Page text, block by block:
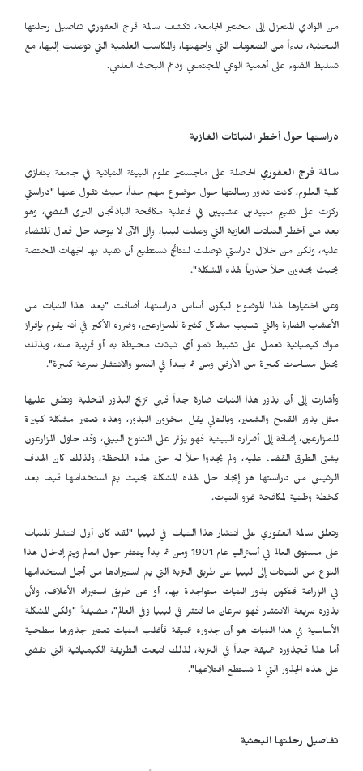
من الوادي المنعزل إلى مختبر الجامعة، تكشف سالمة فرج العقوري تفاصيل رحلتها
البحثية، بدءاً من الصعوبات التي واجهتها، والمكاسب العلمية التي توصلت إليها، مع
تسليط الضوء على أهمية الوعي المجتمعي ودعم البحث العلمي.
دراستها حول أخطر النباتات الغازية
سالمة فرج العقوري الحاصلة على ماجستير علوم البيئة النباتية في جامعة بنغازي
كلية العلوم، كانت تدور رسالتها حول موضوع مهم جداً، حيث تقول عنها "دراستي
ركزت على تقييم مبيدين عشبيين في فاعلية مكافحة الباذنجان البري الفضي، وهو
يعد من أخطر النباتات الغازية التي وصلت ليبيا، وإلى الآن لا يوجد حل فعال للقضاء
عليه، ولكن من خلال دراستي توصلت لنتائج نستطيع أن نفيد بها الجهات المختصة
بحيث يجدون حلاً جذرياً لهذه المشكلة".
وعن اختيارها لهذا الموضوع ليكون أساس دراستها، أضافت "يعد هذا النبات من
الأعشاب الضارة والتي تسبب مشاكل كثيرة للمزارعين، وضرره الأكبر في أنه يقوم بإفراز
مواد كيميائية تعمل على تثبيط نمو أي نباتات محيطة به أو قريبة منه، وبذلك
يحتل مساحات كبيرة من الأرض ومن ثم يبدأ في النمو والانتشار بسرعة كبيرة".
وأشارت إلى أن بذور هذا النبات ضارة جداً فهي تزيح البذور المحلية وتطغى عليها
مثل بذور القمح والشعير، وبالتالي يقل مخزون البذور، وهذه تعتبر مشكلة كبيرة
للمزارعين، إضافة إلى أضراره البيئية فهو يؤثر على التنوع البيئي، وقد حاول المزارعون
بشتى الطرق القضاء عليه، ولم يجدوا حلاً له حتى هذه اللحظة، ولذلك كان الهدف
الرئيسي من دراستها هو إيجاد حل لهذه المشكلة بحيث يتم استخدامها فيما بعد
كخطة وطنية لمكافحة غزو النبات.
وتعلق سالمة العقوري على انتشار هذا النبات في ليبيا "لقد كان أول انتشار للنبات
على مستوى العالم في أستراليا عام 1901 ومن ثم بدأ ينتشر حول العالم ويتم إدخال هذا
النوع من النباتات إلى ليبيا عن طريق التربة التي يتم استيرادها من أجل استخدامها
في الزراعة فتكون بذور النبات متواجدة بها، أو عن طريق استيراد الأعلاف، ولأن
بذوره سريعة الانتشار فهو سرعان ما انتشر في ليبيا وفي العالم"، مضيفةً "ولكن المشكلة
الأساسية في هذا النبات هو أن جذوره عميقة فأغلب النبات تعتبر جذورها سطحية
أما هذا فجذوره عميقة جداً في التربة، لذلك اتبعت الطريقة الكيميائية التي تقضي
على هذه الجذور التي لم نستطع اقتلاعها".
تفاصيل رحلتها البحثية